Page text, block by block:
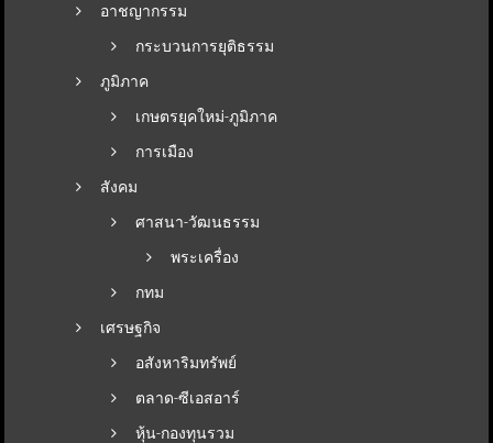
อาชญากรรม
กระบวนการยุติธรรม
ภูมิภาค
เกษตรยุคใหม่-ภูมิภาค
การเมือง
สังคม
ศาสนา-วัฒนธรรม
พระเครื่อง
กทม
เศรษฐกิจ
อสังหาริมทรัพย์
ตลาด-ซีเอสอาร์
หุ้น-กองทุนรวม